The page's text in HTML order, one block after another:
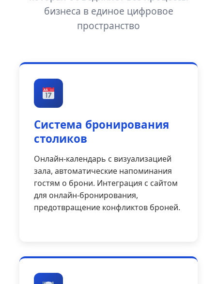
бизнеса в единое цифровое
пространство
Система бронирования
столиков
Онлайн-календарь с визуализацией
зала, автоматические напоминания
гостям о брони. Интеграция с сайтом
для онлайн-бронирования,
предотвращение конфликтов броней.